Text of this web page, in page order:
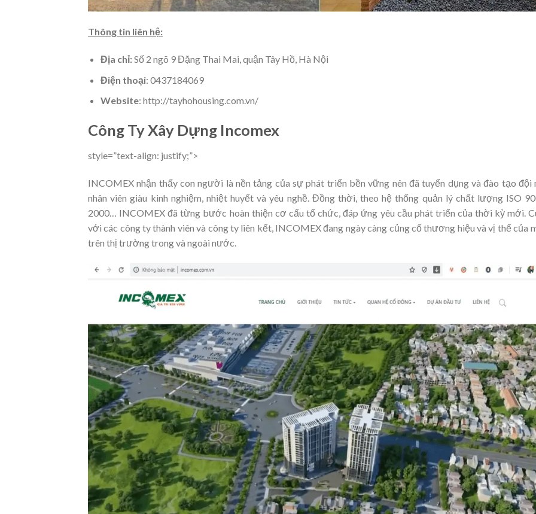
Thông tin liên hệ:
Địa chỉ:Số 2 ngõ 9 Đặng Thai Mai, quận Tây Hồ, Hà Nội
Điện thoại: 0437184069
Website: http://tayhohousing.com.vn/
Công Ty Xây Dựng Incomex
style=”text-align: justify;”>
INCOMEX nhận thấy con người là nền tảng của sự phát triển bền vững nên đã tuyển dụng và đào tạo đội
nhân viên giàu kinh nghiệm, nhiệt huyết và yêu nghề. Đồng thời, theo hệ thống quản lý chất lượng ISO
2000… INCOMEX đã từng bước hoàn thiện cơ cấu tổ chức, đáp ứng yêu cầu phát triển của thời kỳ mới.
với các công ty thành viên và công ty liên kết, INCOMEX đang ngày càng củng cố thương hiệu và vị thế của
trên thị trường trong và ngoài nước.